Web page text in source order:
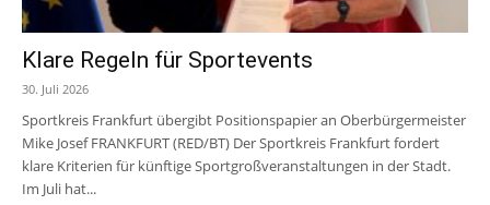
Klare Regeln für Sportevents
30. Juli 2026
Sportkreis Frankfurt übergibt Positionspapier an Oberbürgermeister
Mike Josef FRANKFURT (RED/BT) Der Sportkreis Frankfurt fordert
klare Kriterien für künftige Sportgroßveranstaltungen in der Stadt.
Im Juli hat...